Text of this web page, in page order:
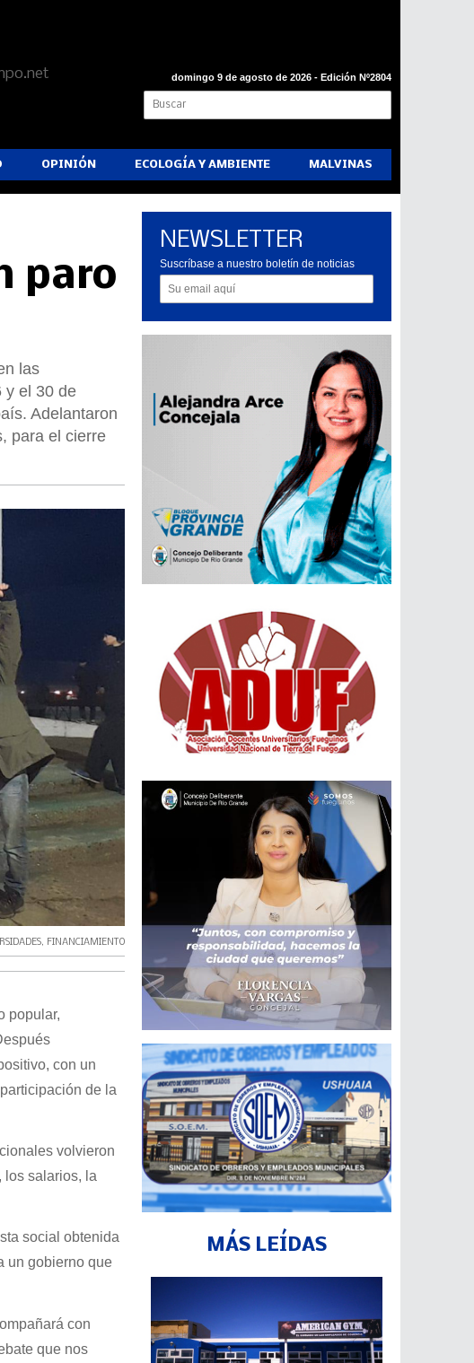
domingo 9 de agosto de 2026 - Edición Nº2804
OPINIÓN ECOLOGÍA Y AMBIENTE MALVINAS
paro
las
y el 30 de
Adelantaron
para el cierre
, FINANCIAMIENTO
popular,
con un
de la
volvieron
los salarios, la
social obtenida
un gobierno que
con
que nos
NEWSLETTER
Suscríbase a nuestro boletín de noticias
MÁS LEÍDAS